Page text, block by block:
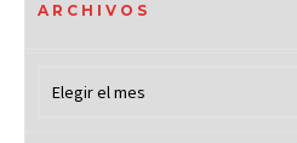
ARCHIVOS